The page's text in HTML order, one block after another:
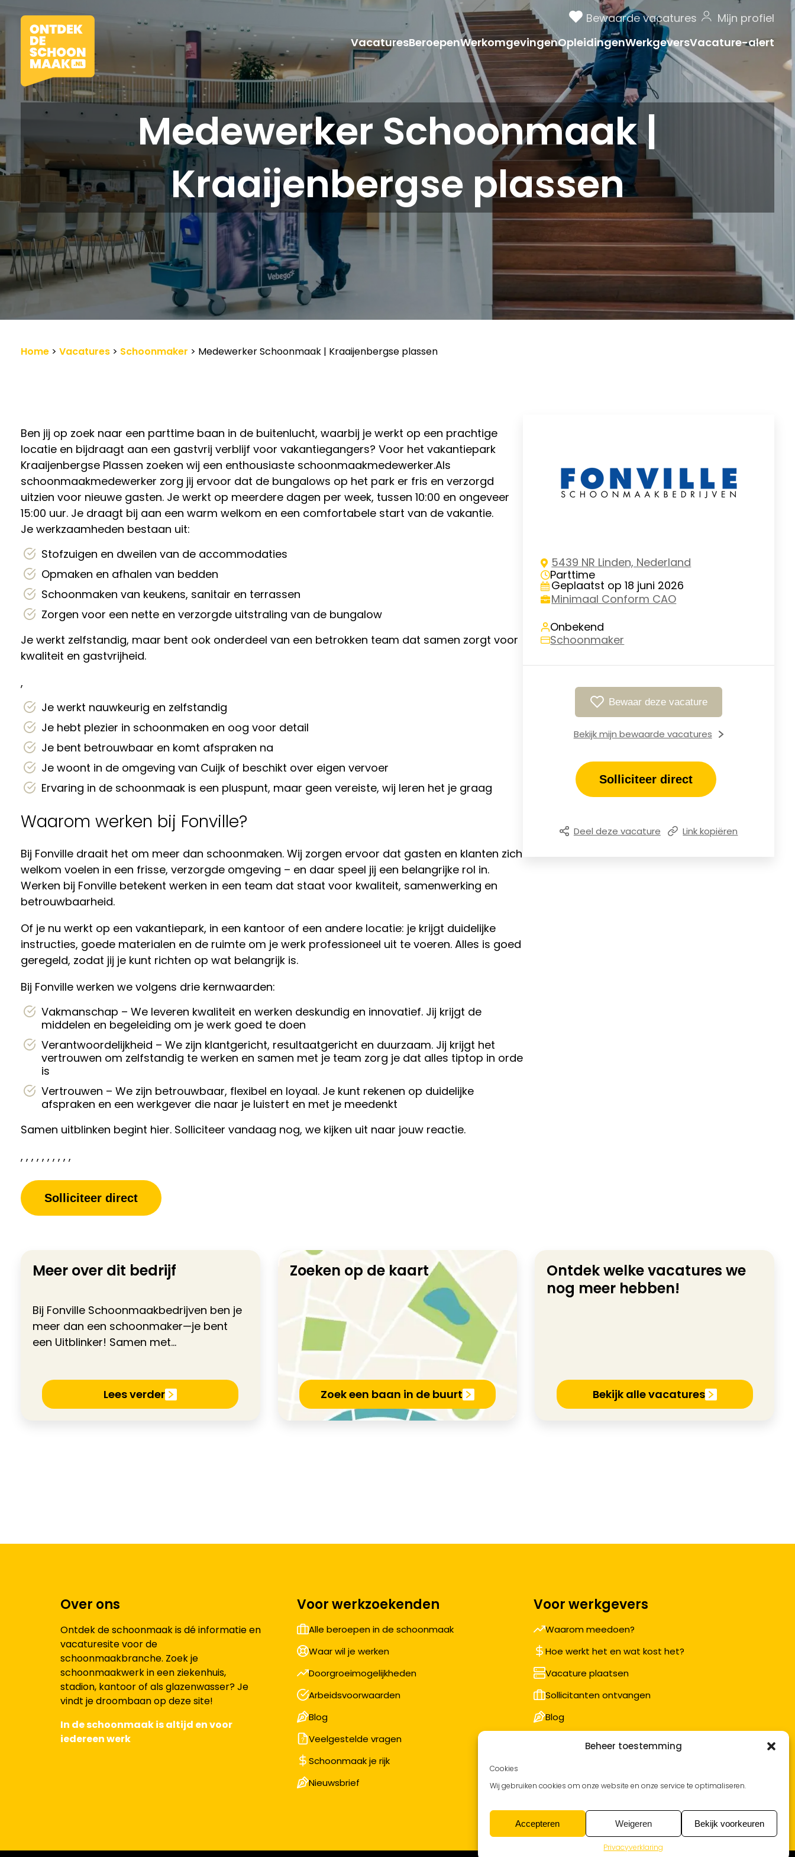
Beheer toestemming
Cookies
Wij gebruiken cookies om onze website en onze service te optimaliseren.
Accepteren Weigeren Bekijk voorkeuren
Privacyverklaring
Bewaarde vacatures
Mijn profiel
VacaturesBeroepenWerkomgevingenOpleidingenWerkgeversVacature-alert
Medewerker Schoonmaak |
Kraaijenbergse plassen
Home > Vacatures > Schoonmaker > Medewerker Schoonmaak | Kraaijenbergse plassen
Ben jij op zoek naar een parttime baan in de buitenlucht, waarbij je werkt op een prachtige
locatie en bijdraagt aan een gastvrij verblijf voor vakantiegangers? Voor het vakantiepark
Kraaijenbergse Plassen zoeken wij een enthousiaste schoonmaakmedewerker.Als
schoonmaakmedewerker zorg jij ervoor dat de bungalows op het park er fris en verzorgd
uitzien voor nieuwe gasten. Je werkt op meerdere dagen per week, tussen 10:00 en ongeveer
15:00 uur. Je draagt bij aan een warm welkom en een comfortabele start van de vakantie.
Je werkzaamheden bestaan uit:
Stofzuigen en dweilen van de accommodaties
Opmaken en afhalen van bedden
Schoonmaken van keukens, sanitair en terrassen
Zorgen voor een nette en verzorgde uitstraling van de bungalow
Je werkt zelfstandig, maar bent ook onderdeel van een betrokken team dat samen zorgt voor
kwaliteit en gastvrijheid.
,
Je werkt nauwkeurig en zelfstandig
Je hebt plezier in schoonmaken en oog voor detail
Je bent betrouwbaar en komt afspraken na
Je woont in de omgeving van Cuijk of beschikt over eigen vervoer
Ervaring in de schoonmaak is een pluspunt, maar geen vereiste, wij leren het je graag
Waarom werken bij Fonville?
Bij Fonville draait het om meer dan schoonmaken. Wij zorgen ervoor dat gasten en klanten zich
welkom voelen in een frisse, verzorgde omgeving – en daar speel jij een belangrijke rol in.
Werken bij Fonville betekent werken in een team dat staat voor kwaliteit, samenwerking en
betrouwbaarheid.
Of je nu werkt op een vakantiepark, in een kantoor of een andere locatie: je krijgt duidelijke
instructies, goede materialen en de ruimte om je werk professioneel uit te voeren. Alles is goed
geregeld, zodat jij je kunt richten op wat belangrijk is.
Bij Fonville werken we volgens drie kernwaarden:
Vakmanschap – We leveren kwaliteit en werken deskundig en innovatief. Jij krijgt de
middelen en begeleiding om je werk goed te doen
Verantwoordelijkheid – We zijn klantgericht, resultaatgericht en duurzaam. Jij krijgt het
vertrouwen om zelfstandig te werken en samen met je team zorg je dat alles tiptop in orde
is
Vertrouwen – We zijn betrouwbaar, flexibel en loyaal. Je kunt rekenen op duidelijke
afspraken en een werkgever die naar je luistert en met je meedenkt
Samen uitblinken begint hier. Solliciteer vandaag nog, we kijken uit naar jouw reactie.
, , , , , , , , , ,
Solliciteer direct
5439 NR Linden, Nederland
Parttime
Geplaatst op 18 juni 2026
Minimaal Conform CAO
Onbekend
Schoonmaker
Bewaar deze vacature
Bekijk mijn bewaarde vacatures
Solliciteer direct
Deel deze vacature Link kopiëren
Meer over dit bedrijf
Bij Fonville Schoonmaakbedrijven ben je
meer dan een schoonmaker—je bent
een Uitblinker! Samen met...
Lees verder
Zoeken op de kaart
Zoek een baan in de buurt
Ontdek welke vacatures we
nog meer hebben!
Bekijk alle vacatures
Over ons
Ontdek de schoonmaak is dé informatie en
vacaturesite voor de
schoonmaakbranche. Zoek je
schoonmaakwerk in een ziekenhuis,
stadion, kantoor of als glazenwasser? Je
vindt je droombaan op deze site!
In de schoonmaak is altijd en voor
iedereen werk
Voor werkzoekenden
Alle beroepen in de schoonmaak
Waar wil je werken
Doorgroeimogelijkheden
Arbeidsvoorwaarden
Blog
Veelgestelde vragen
Schoonmaak je rijk
Nieuwsbrief
Voor werkgevers
Waarom meedoen?
Hoe werkt het en wat kost het?
Vacature plaatsen
Sollicitanten ontvangen
Blog
Vacatures
Beroepen
Werkomgevingen
Opleidingen
Werkgevers